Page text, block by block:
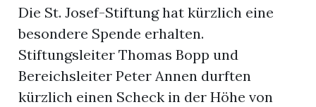
Die St. Josef-Stiftung hat kürzlich eine
besondere Spende erhalten.
Stiftungsleiter Thomas Bopp und
Bereichsleiter Peter Annen durften
kürzlich einen Scheck in der Höhe von